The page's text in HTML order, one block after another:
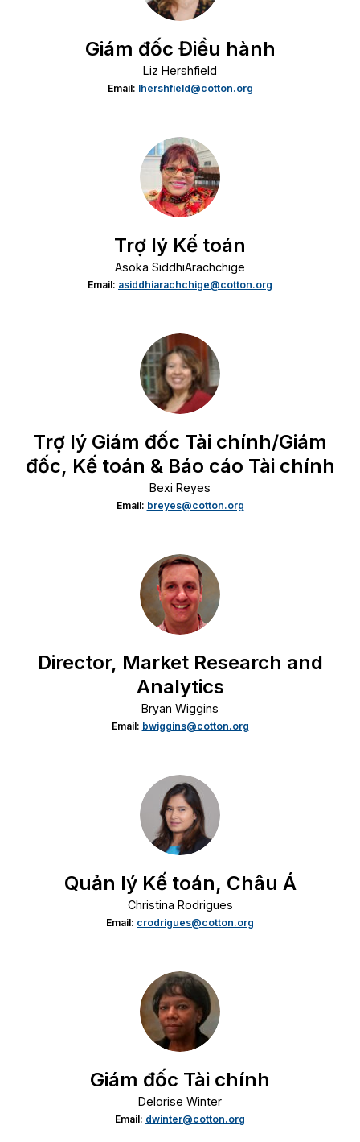
Giám đốc Điều hành
Liz Hershfield
Email: lhershfield@cotton.org
Trợ lý Kế toán
Asoka SiddhiArachchige
Email: asiddhiarachchige@cotton.org
Trợ lý Giám đốc Tài chính/Giám
đốc, Kế toán & Báo cáo Tài chính
Bexi Reyes
Email: breyes@cotton.org
Director, Market Research and
Analytics
Bryan Wiggins
Email: bwiggins@cotton.org
Quản lý Kế toán, Châu Á
Christina Rodrigues
Email: crodrigues@cotton.org
Giám đốc Tài chính
Delorise Winter
Email: dwinter@cotton.org